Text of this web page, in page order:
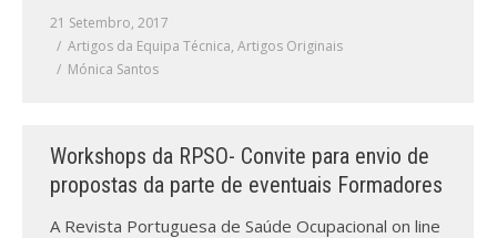
21 Setembro, 2017
Artigos da Equipa Técnica, Artigos Originais
Mónica Santos
Workshops da RPSO- Convite para envio de
propostas da parte de eventuais Formadores
A Revista Portuguesa de Saúde Ocupacional on line